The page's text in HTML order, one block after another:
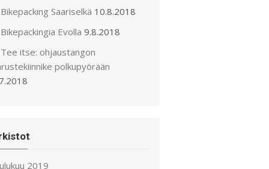
Bikepacking Saariselkä 10.8.2018
Bikepackingia Evolla 9.8.2018
Tee itse: ohjaustangon
polkupyörään
2019